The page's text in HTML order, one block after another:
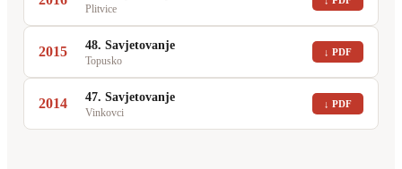
Plitvice
2015 48. Savjetovanje
Topusko
↓ PDF
2014 47. Savjetovanje
Vinkovci
↓ PDF